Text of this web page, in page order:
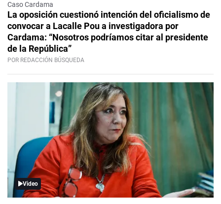
Caso Cardama
La oposición cuestionó intención del oficialismo de
convocar a Lacalle Pou a investigadora por
Cardama: “Nosotros podríamos citar al presidente
de la República”
POR REDACCIÓN BÚSQUEDA
Video